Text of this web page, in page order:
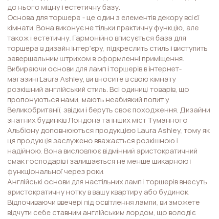
до нього міцну і естетичну базу.
Основа для торшера - це один з елементів декору всієї
кімнати. Вона виконує не тільки практичну функцію, але
також і естетичну. Гармонійно вписується база для
торшера в дизайн інтер'єру, підкреслить стиль і виступить
завершальним штрихом в оформленні приміщення.
Вибираючи основи для ламп і торшерів в інтернет-
магазині Laura Ashley, ви вносите в свою кімнату
розкішний англійський стиль. Всі одиниці товарів, що
пропонуються нами, мають неабиякий попит у
Великобританії, звідки і беруть своє походження. Дизайни
знатних будинків Лондона та інших міст Туманного
Альбіону доповнюються продукцією Laura Ashley, тому як
ця продукція заслужено вважається розкішною і
надійною. Вона висловлює відмінний аристократичний
смак господарів і залишається не менше шикарною і
функціональної через роки.
Англійські основи для настільних ламп і торшерів внесуть
аристократичну нотку в вашу квартиру або будинок.
Відпочиваючи ввечері під освітлення лампи, ви зможете
відчути себе ставним англійським лордом, що володіє